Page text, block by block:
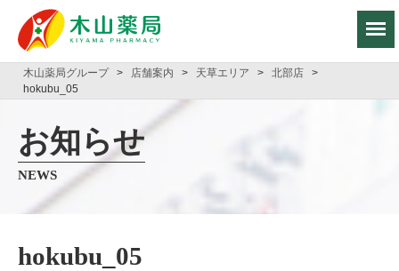
木山薬局グループ > 店舗案内 > 天草エリア > 北部店
>
hokubu_05
お知らせ
NEWS
hokubu_05